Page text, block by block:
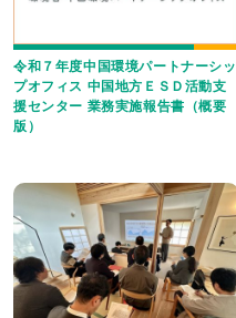
令和７年度中国環境パートナーシッ
プオフィス 中国地方ＥＳＤ活動支
援センター 業務実施報告書（概要
版）